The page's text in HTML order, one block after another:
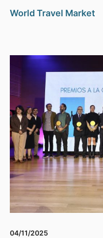
World Travel Market
04/11/2025